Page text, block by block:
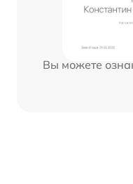
Вы можете